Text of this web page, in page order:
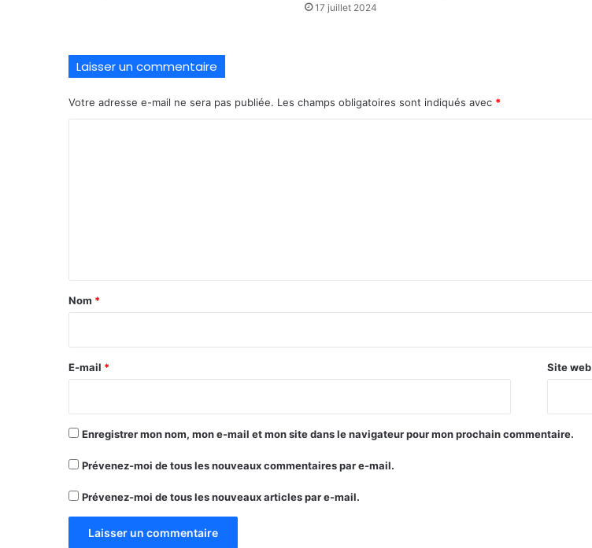
17 juillet 2024
Laisser un commentaire
Votre adresse e-mail ne sera pas publiée. Les champs obligatoires sont indiqués avec *
a
e
Nom *
E-mail * Site web
Enregistrer mon nom, mon e-mail et mon site dans le navigateur pour mon prochain commentaire.
Prévenez-moi de tous les nouveaux commentaires par e-mail.
Prévenez-moi de tous les nouveaux articles par e-mail.